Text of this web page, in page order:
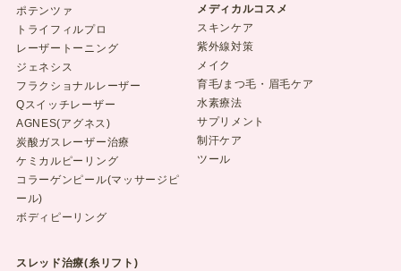
ポテンツァ
トライフィルプロ
レーザートーニング
ジェネシス
フラクショナルレーザー
Qスイッチレーザー
AGNES(アグネス)
炭酸ガスレーザー治療
ケミカルピーリング
コラーゲンピール(マッサージピ
ール)
ボディピーリング
スレッド治療(糸リフト)
メディカルコスメ
スキンケア
紫外線対策
メイク
育毛/まつ毛・眉毛ケア
水素療法
サプリメント
制汗ケア
ツール